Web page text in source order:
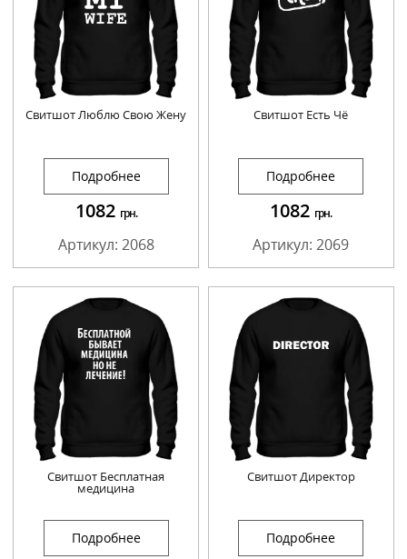
Свитшот Люблю Свою Жену
Подробнее
1082 грн.
Артикул: 2068
Свитшот Есть Чё
Подробнее
1082 грн.
Артикул: 2069
Свитшот Бесплатная
медицина
Подробнее
Свитшот Директор
Подробнее